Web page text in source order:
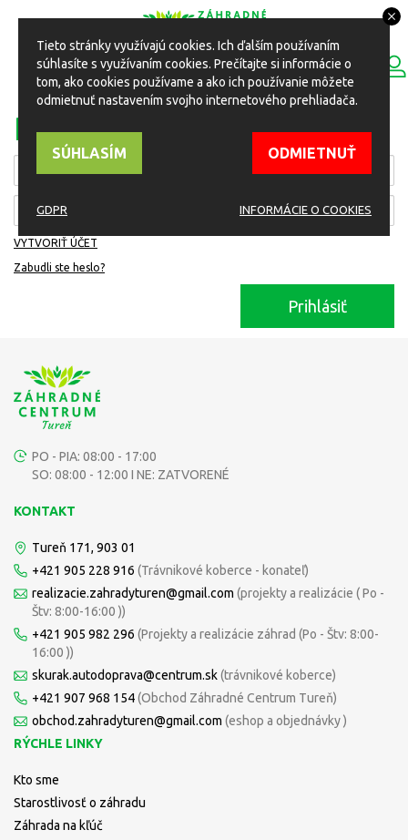
Toggle
navigation
ESHOP
PRIHLÁSIŤ SA
VYTVORIŤ ÚČET
Zabudli ste heslo?
Prihlásiť
PO - PIA: 08:00 - 17:00
SO: 08:00 - 12:00 I NE: ZATVORENÉ
KONTAKT
Tureň 171, 903 01
+421 905 228 916 (Trávnikové koberce - konateľ)
realizacie.zahradyturen@gmail.com (projekty a realizácie ( Po -
Štv: 8:00-16:00 ))
+421 905 982 296 (Projekty a realizácie záhrad (Po - Štv: 8:00-
16:00 ))
skurak.autodoprava@centrum.sk(trávnikové koberce)
+421 907 968 154(Obchod Záhradné Centrum Tureň)
obchod.zahradyturen@gmail.com (eshop a objednávky )
RÝCHLE LINKY
Kto sme
Starostlivosť o záhradu
Záhrada na kľúč
Tieto stránky využívajú cookies. Ich ďalším používaním
súhlasíte s využívaním cookies. Prečítajte si informácie o
tom, ako cookies používame a ako ich používanie môžete
odmietnuť nastavením svojho internetového prehliadača.
SÚHLASÍM ODMIETNUŤ
GDPR INFORMÁCIE O COOKIES